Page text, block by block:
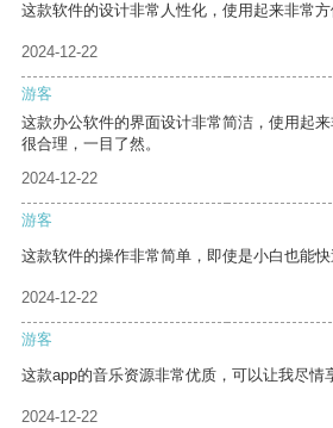
这款软件的设计非常人性化，使用起来非常方
2024-12-22
游客
这款办公软件的界面设计非常简洁，使用起
很合理，一目了然。
2024-12-22
游客
这款软件的操作非常简单，即使是小白也能快
2024-12-22
游客
这款app的音乐资源非常优质，可以让我尽情
2024-12-22